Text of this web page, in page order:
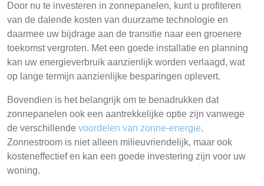
Door nu te investeren in zonnepanelen, kunt u profiteren
van de dalende kosten van duurzame technologie en
daarmee uw bijdrage aan de transitie naar een groenere
toekomst vergroten. Met een goede installatie en planning
kan uw energieverbruik aanzienlijk worden verlaagd, wat
op lange termijn aanzienlijke besparingen oplevert.
Bovendien is het belangrijk om te benadrukken dat
zonnepanelen ook een aantrekkelijke optie zijn vanwege
de verschillende voordelen van zonne-energie.
Zonnestroom is niet alleen milieuvriendelijk, maar ook
kosteneffectief en kan een goede investering zijn voor uw
woning.